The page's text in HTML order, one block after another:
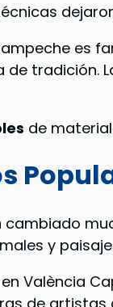
es
tradición.
de
cambiado
y
en València